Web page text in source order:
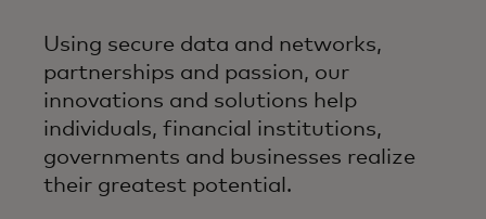
Using secure data and networks,
partnerships and passion, our
innovations and solutions help
individuals, financial institutions,
governments and businesses realize
their greatest potential.